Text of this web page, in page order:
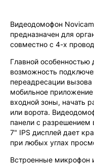
Видеодомофон Novicam
предназначен для
совместно с 4-х
Главной особенностью
возможность
переадресации
мобильное
входной зоны, начать
или ворота.
панели c
7" IPS дисплей дает
при любых углах
Встроенные микрофон